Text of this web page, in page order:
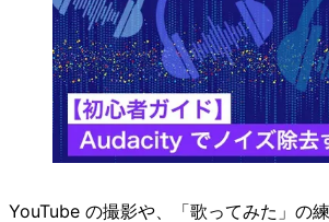
YouTube の撮影や、「歌ってみた」の